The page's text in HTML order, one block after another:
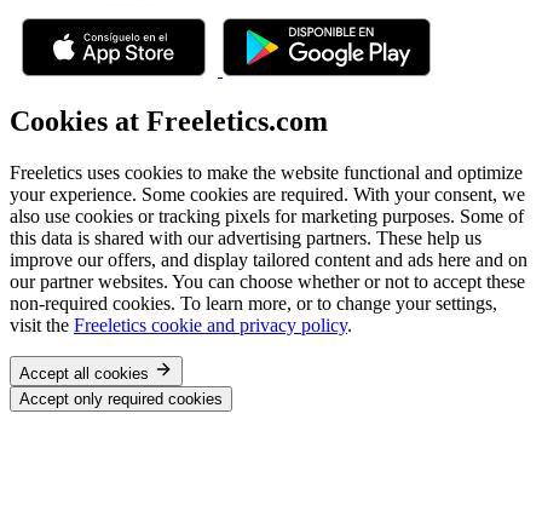
Cookies at Freeletics.com
Freeletics uses cookies to make the website functional and optimize
your experience. Some cookies are required. With your consent, we
also use cookies or tracking pixels for marketing purposes. Some of
this data is shared with our advertising partners. These help us
improve our offers, and display tailored content and ads here and on
our partner websites. You can choose whether or not to accept these
non-required cookies. To learn more, or to change your settings,
visit the Freeletics cookie and privacy policy.
Accept all cookies
Accept only required cookies